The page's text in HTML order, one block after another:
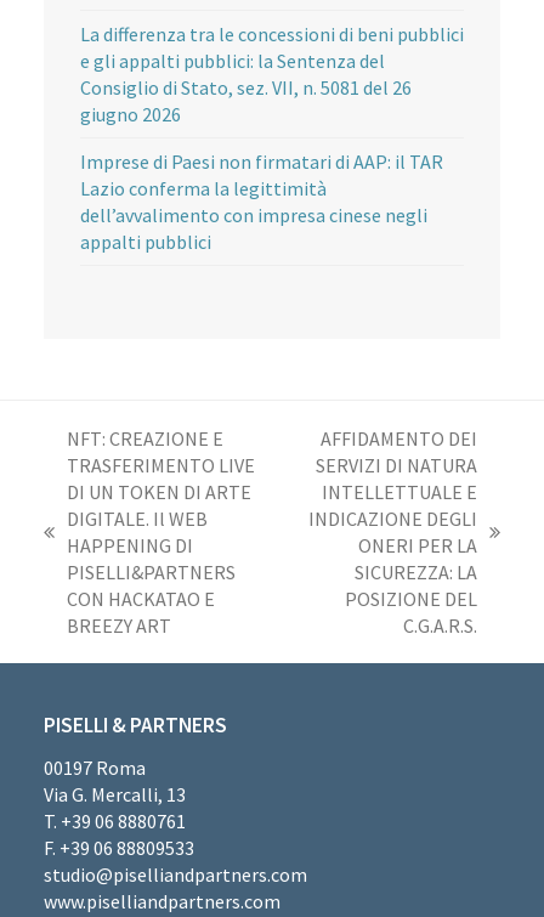
La differenza tra le concessioni di beni pubblici
e gli appalti pubblici: la Sentenza del
Consiglio di Stato, sez. VII, n. 5081 del 26
giugno 2026
Imprese di Paesi non firmatari di AAP: il TAR
Lazio conferma la legittimità
dell’avvalimento con impresa cinese negli
appalti pubblici
post
precedente:
NFT: CREAZIONE E
TRASFERIMENTO LIVE
DI UN TOKEN DI ARTE
DIGITALE. Il WEB
HAPPENING DI
PISELLI&PARTNERS
CON HACKATAO E
BREEZY ART
articolo
successivo:
AFFIDAMENTO DEI
SERVIZI DI NATURA
INTELLETTUALE E
INDICAZIONE DEGLI
ONERI PER LA
SICUREZZA: LA
POSIZIONE DEL
C.G.A.R.S.
PISELLI & PARTNERS
00197 Roma
Via G. Mercalli, 13
T. +39 06 8880761
F. +39 06 88809533
studio@piselliandpartners.com
www.piselliandpartners.com